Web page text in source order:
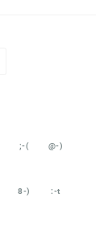
;-( @-)
8-) :-t